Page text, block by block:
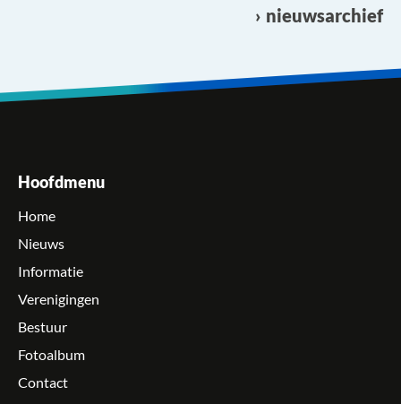
nieuwsarchief
Hoofdmenu
Home
Nieuws
Informatie
Verenigingen
Bestuur
Fotoalbum
Contact